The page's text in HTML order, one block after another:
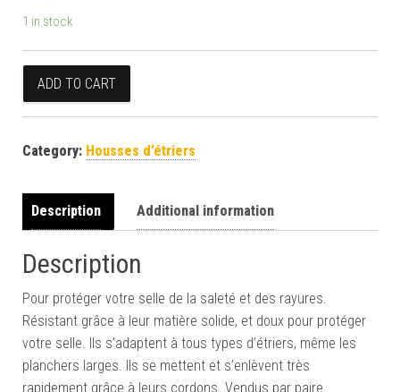
1 in stock
Housses d'étriers kaki quantity
ADD TO CART
Category: Housses d’étriers
Description Additional information
Description
Pour protéger votre selle de la saleté et des rayures.
Résistant grâce à leur matière solide, et doux pour protéger
votre selle. Ils s’adaptent à tous types d’étriers, même les
planchers larges. Ils se mettent et s’enlèvent très
rapidement grâce à leurs cordons. Vendus par paire.